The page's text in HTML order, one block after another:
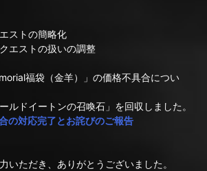
ストの簡略化
エストの扱いの調整
福袋（金羊）」の価格不具合につい
ドイートンの召喚石」を回収しました。
の対応完了とお詫びのご報告
いただき、ありがとうございました。